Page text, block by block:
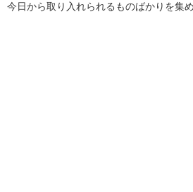
今日から取り入れられるものばかりを集め